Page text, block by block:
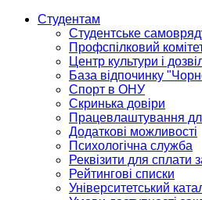
Студентам
Студентське
Профспілковий
Центр культури і
База відпочинку
Спорт в ОНУ
Скринька довіри
Працевлаштування
Додаткові можливості
Психологічна служба
Реквізити для сплати
Рейтингові списки
Університетський